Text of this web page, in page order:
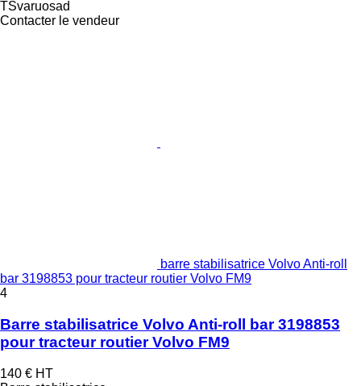
TSvaruosad
Contacter le vendeur
barre stabilisatrice Volvo Anti-roll
bar 3198853 pour tracteur routier Volvo FM9
4
Barre stabilisatrice Volvo Anti-roll bar 3198853
pour tracteur routier Volvo FM9
140 € HT